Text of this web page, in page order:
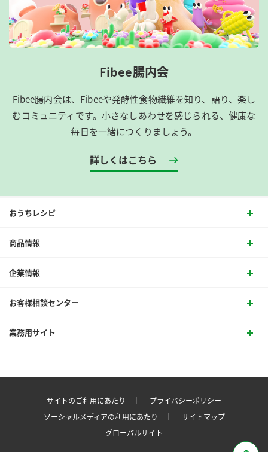
Fibee腸内会
Fibee腸内会は、​Fibeeや発酵性食物繊維を知り、語り、楽し
むコミュニティです。​小さなしあわせを感じられる、健康な
毎日を一緒につくりましょう。
詳しくはこちら
おうちレシピ
商品情報
企業情報
お客様相談センター
業務用サイト
サイトのご利用にあたり ｜
プライバシーポリシー
ソーシャルメディアの利用にあたり ｜
サイトマップ
グローバルサイト